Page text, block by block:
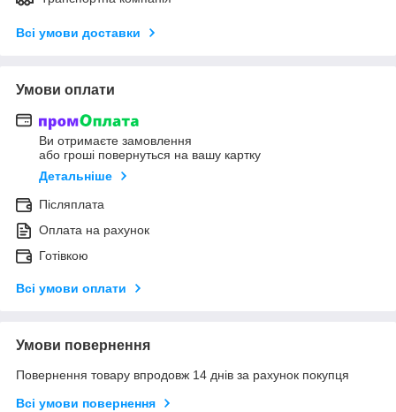
Всі умови доставки
Умови оплати
Ви отримаєте замовлення
або гроші повернуться на вашу картку
Детальніше
Післяплата
Оплата на рахунок
Готівкою
Всі умови оплати
Умови повернення
Повернення товару впродовж 14 днів за рахунок покупця
Всі умови повернення